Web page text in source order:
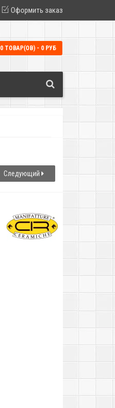
Оформить заказ
0 ТОВАР(ОВ) - 0 РУБ
Следующий